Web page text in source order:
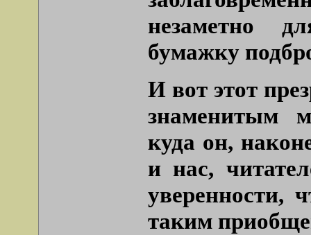
незаметно
бумажку
И вот этот
знаменитым
куда он,
и нас,
уверенности,
таким